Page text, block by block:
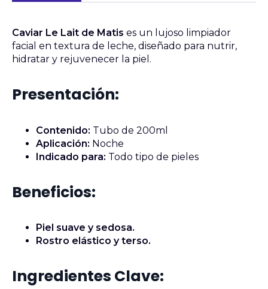
Caviar Le Lait de Matis es un lujoso limpiador
facial en textura de leche, diseñado para nutrir,
hidratar y rejuvenecer la piel.
Presentación:
Contenido: Tubo de 200ml
Aplicación: Noche
Indicado para: Todo tipo de pieles
Beneficios:
Piel suave y sedosa.
Rostro elástico y terso.
Ingredientes Clave: